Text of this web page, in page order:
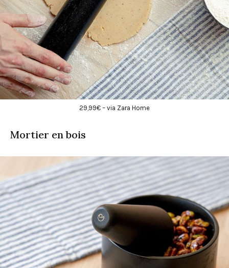
29,99€ – via Zara Home
Mortier en bois